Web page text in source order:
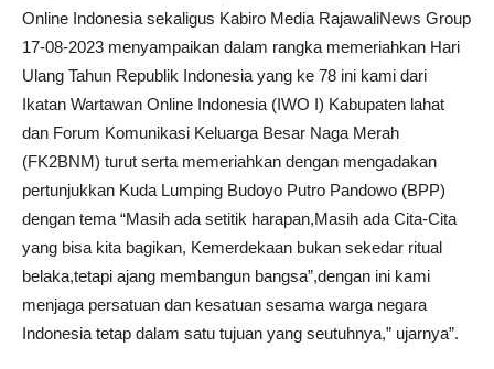
Online Indonesia sekaligus Kabiro Media RajawaliNews Group
17-08-2023 menyampaikan dalam rangka memeriahkan Hari
Ulang Tahun Republik Indonesia yang ke 78 ini kami dari
Ikatan Wartawan Online Indonesia (IWO I) Kabupaten lahat
dan Forum Komunikasi Keluarga Besar Naga Merah
(FK2BNM) turut serta memeriahkan dengan mengadakan
pertunjukkan Kuda Lumping Budoyo Putro Pandowo (BPP)
dengan tema “Masih ada setitik harapan,Masih ada Cita-Cita
yang bisa kita bagikan, Kemerdekaan bukan sekedar ritual
belaka,tetapi ajang membangun bangsa”,dengan ini kami
menjaga persatuan dan kesatuan sesama warga negara
Indonesia tetap dalam satu tujuan yang seutuhnya,” ujarnya”.